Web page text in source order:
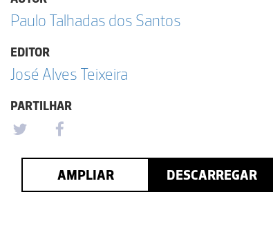
Paulo Talhadas dos Santos
EDITOR
José Alves Teixeira
PARTILHAR
AMPLIAR DESCARREGAR